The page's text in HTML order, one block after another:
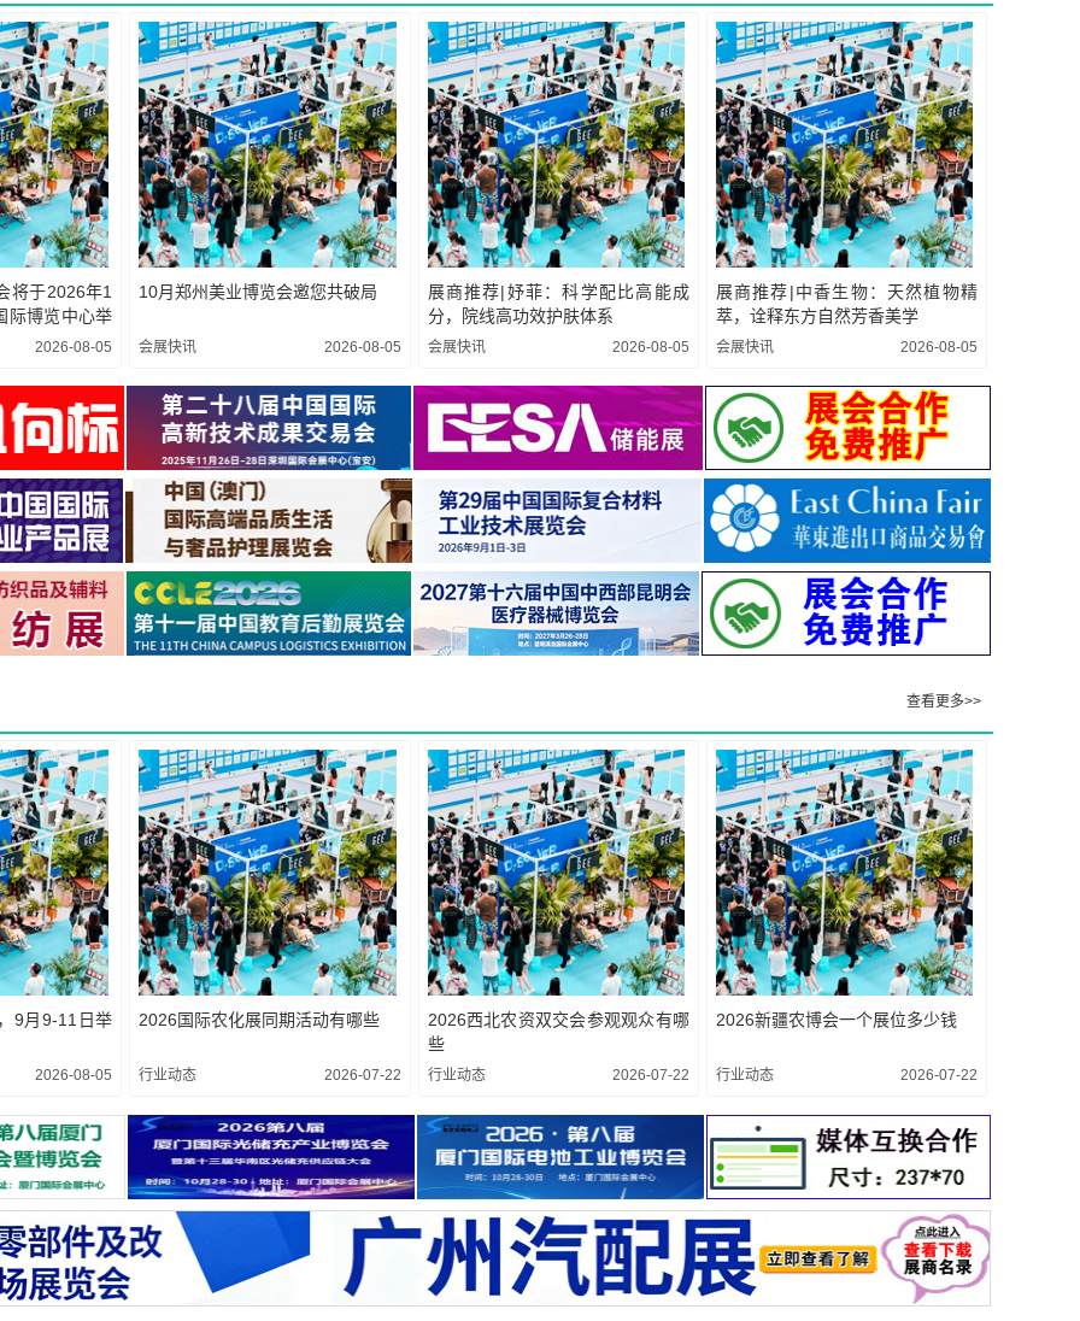
将于2026年1
际博览中心举
2026-08-05
10月郑州美业博览会邀您共破局
会展快讯 2026-08-05
展商推荐|妤菲：科学配比高能成
分，院线高功效护肤体系
会展快讯 2026-08-05
展商推荐|中香生物：天然植物精
萃，诠释东方自然芳香美学
会展快讯 2026-08-05
查看更多>>
9月9-11日举
2026-08-05
2026国际农化展同期活动有哪些
行业动态 2026-07-22
2026西北农资双交会参观观众有哪
些
行业动态 2026-07-22
2026新疆农博会一个展位多少钱
行业动态 2026-07-22